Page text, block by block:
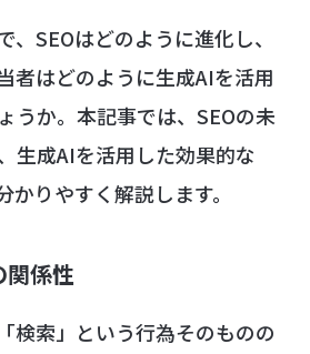
、SEOはどのように進化し、
者はどのように生成AIを活用
うか。本記事では、SEOの未
生成AIを活用した効果的な
かりやすく解説します。
関係性
検索」という行為そのものの